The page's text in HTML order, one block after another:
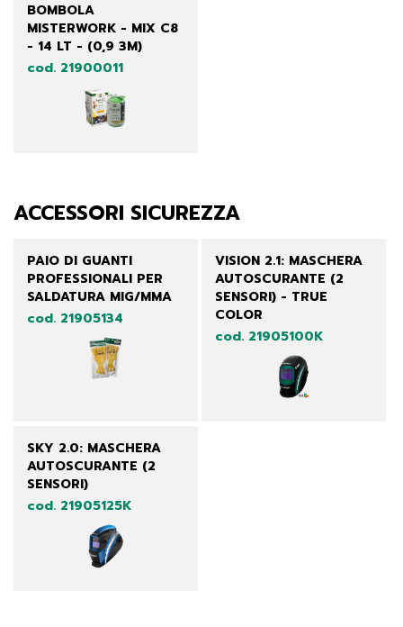
BOMBOLA
MISTERWORK - MIX C8
- 14 LT - (0,9 3M)
cod. 21900011
ACCESSORI SICUREZZA
PAIO DI GUANTI
PROFESSIONALI PER
SALDATURA MIG/MMA
cod. 21905134
VISION 2.1: MASCHERA
AUTOSCURANTE (2
SENSORI) - TRUE
COLOR
cod. 21905100K
SKY 2.0: MASCHERA
AUTOSCURANTE (2
SENSORI)
cod. 21905125K